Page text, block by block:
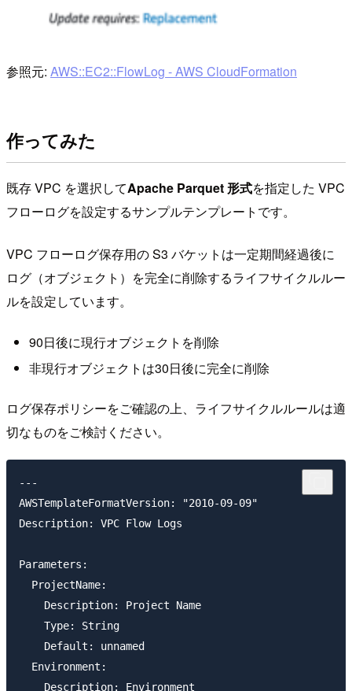
参照元: AWS::EC2::FlowLog - AWS CloudFormation
作ってみた
既存 VPC を選択してApache Parquet 形式を指定した VPC
フローログを設定するサンプルテンプレートです。
VPC フローログ保存用の S3 バケットは一定期間経過後に
ログ（オブジェクト）を完全に削除するライフサイクルルー
ルを設定しています。
90日後に現行オブジェクトを削除
非現行オブジェクトは30日後に完全に削除
ログ保存ポリシーをご確認の上、ライフサイクルルールは適
切なものをご検討ください。
---
AWSTemplateFormatVersion: "2010-09-09"
Description: VPC Flow Logs
Parameters:
  ProjectName:
    Description: Project Name
    Type: String
    Default: unnamed
  Environment:
    Description: Environment